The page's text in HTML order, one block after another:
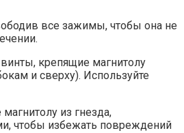
все зажимы, чтобы она не
винты, крепящие магнитолу
и сверху). Используйте
из гнезда,
чтобы избежать повреждений